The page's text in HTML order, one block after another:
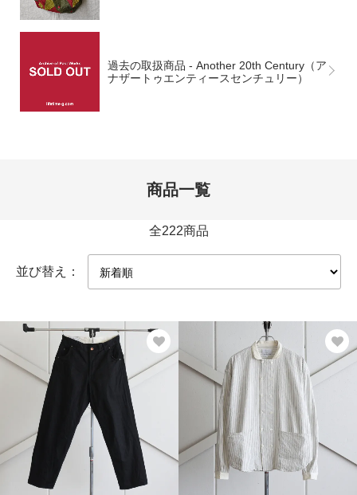
過去の取扱商品 - Another 20th Century（ア
ナザートゥエンティースセンチュリー）
商品一覧
全222商品
並び替え：